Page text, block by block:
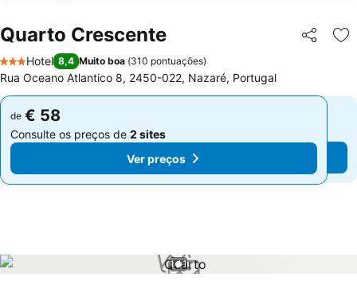
Quarto Crescente Partilhar
3 Estrelas
Hotel 8,4 Muito boa (310 pontuações)
Rua Oceano Atlantico 8, 2450-022, Nazaré, Portugal
de € 58
Consulte os preços de 2 sites
Ver preços
de € 58
Consulte os preços de 2 sites
Ver preços
1 / 1